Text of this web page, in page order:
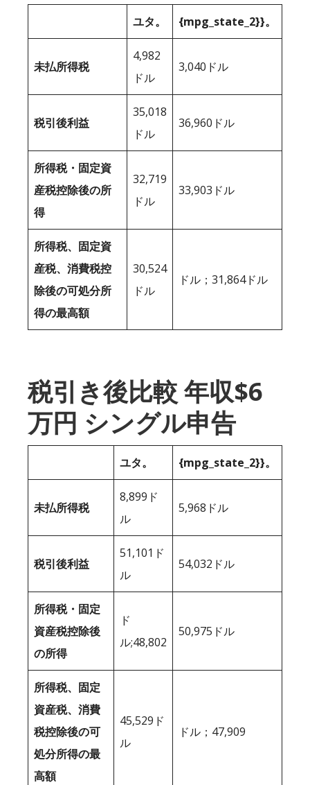
ユタ。 {mpg_state_2}}。
未払所得税
4,982
ドル
3,040ドル
税引後利益
35,018
ドル
36,960ドル
所得税・固定資
産税控除後の所
得
32,719
ドル
33,903ドル
所得税、固定資
産税、消費税控
除後の可処分所
得の最高額
30,524
ドル
ドル；31,864ドル
税引き後比較 年収$6
万円 シングル申告
ユタ。 {mpg_state_2}}。
未払所得税
8,899ド
ル
5,968ドル
税引後利益
51,101ド
ル
54,032ドル
所得税・固定
資産税控除後
の所得
ド
ル;48,802
50,975ドル
所得税、固定
資産税、消費
税控除後の可
処分所得の最
高額
45,529ド
ル
ドル；47,909